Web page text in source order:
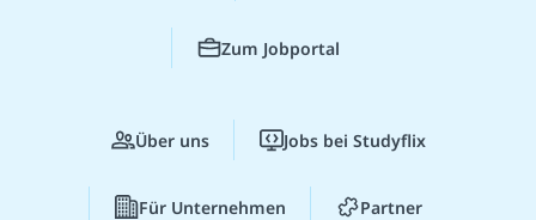
Zum Jobportal
Über uns Jobs bei Studyflix
Für Unternehmen Partner